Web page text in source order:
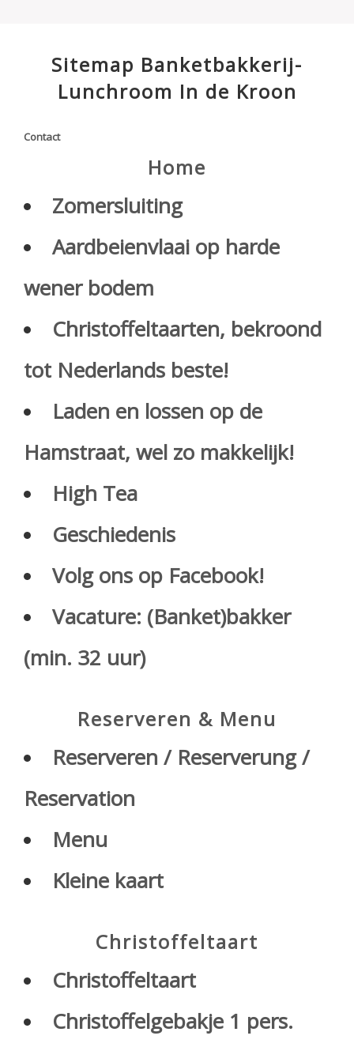
Sitemap Banketbakkerij-
Lunchroom In de Kroon
Contact
Home
Zomersluiting
Aardbeienvlaai op harde
wener bodem
Christoffeltaarten, bekroond
tot Nederlands beste!
Laden en lossen op de
Hamstraat, wel zo makkelijk!
High Tea
Geschiedenis
Volg ons op Facebook!
Vacature: (Banket)bakker
(min. 32 uur)
Reserveren & Menu
Reserveren / Reserverung /
Reservation
Menu
Kleine kaart
Christoffeltaart
Christoffeltaart
Christoffelgebakje 1 pers.